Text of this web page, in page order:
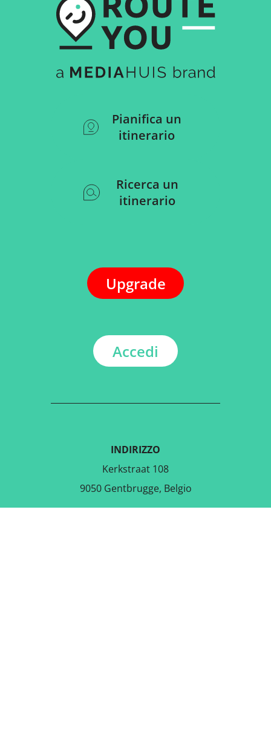
Pianifica un
itinerario
Ricerca un
itinerario
Upgrade
Accedi
INDIRIZZO
Kerkstraat 108
9050 Gentbrugge, Belgio